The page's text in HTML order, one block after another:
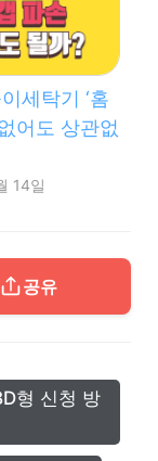
세탁기 ‘홈
어도 상관없
14일
공유
형 신청 방